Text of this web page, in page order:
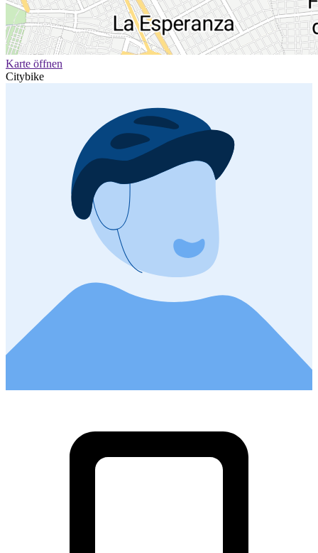
Karte öffnen
Citybike